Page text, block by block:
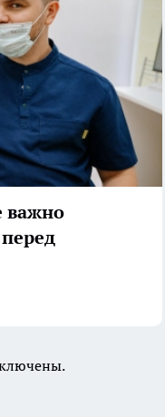
важно